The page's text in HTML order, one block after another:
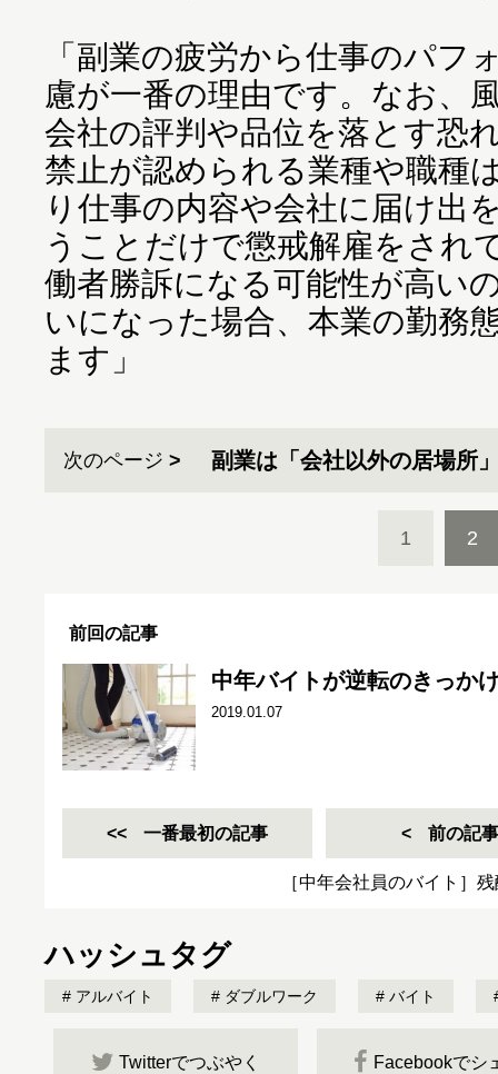
「副業の疲労から仕事のパフ
慮が一番の理由です。なお、
会社の評判や品位を落とす恐
禁止が認められる業種や職種
り仕事の内容や会社に届け出
うことだけで懲戒解雇をされ
働者勝訴になる可能性が高い
いになった場合、本業の勤務
ます」
次のページ 副業は「会社以外の居場所
1 2
前回の記事
中年バイトが逆転のきっか
2019.01.07
一番最初の記事 前の記事
［中年会社員のバイト］
ハッシュタグ
アルバイト ダブルワーク バイト
Twitterでつぶやく Facebookでシ